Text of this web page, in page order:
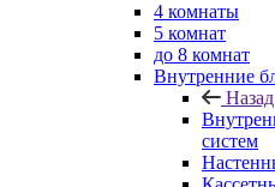
4 комнаты
5 комнат
до 8 комнат
Внутренние
Назад
систем